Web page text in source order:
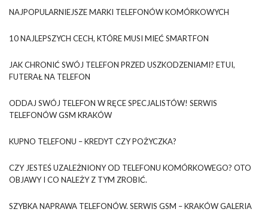
NAJPOPULARNIEJSZE MARKI TELEFONÓW KOMÓRKOWYCH
10 NAJLEPSZYCH CECH, KTÓRE MUSI MIEĆ SMARTFON
JAK CHRONIĆ SWÓJ TELEFON PRZED USZKODZENIAMI? ETUI,
FUTERAŁ NA TELEFON
ODDAJ SWÓJ TELEFON W RĘCE SPECJALISTÓW! SERWIS
TELEFONÓW GSM KRAKÓW
KUPNO TELEFONU – KREDYT CZY POŻYCZKA?
CZY JESTEŚ UZALEŻNIONY OD TELEFONU KOMÓRKOWEGO? OTO
OBJAWY I CO NALEŻY Z TYM ZROBIĆ.
SZYBKA NAPRAWA TELEFONÓW. SERWIS GSM – KRAKÓW GALERIA